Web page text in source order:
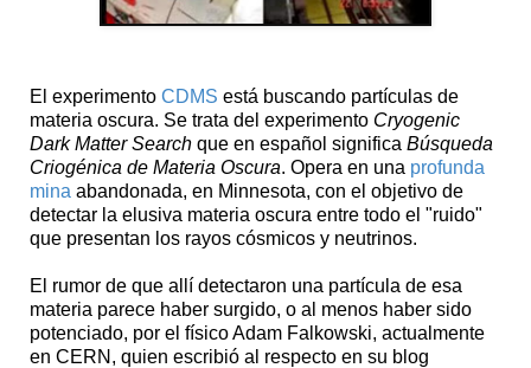
El experimento CDMS está buscando partículas de
materia oscura. Se trata del experimento Cryogenic
Dark Matter Search que en español significa Búsqueda
Criogénica de Materia Oscura. Opera en una profunda
mina abandonada, en Minnesota, con el objetivo de
detectar la elusiva materia oscura entre todo el "ruido"
que presentan los rayos cósmicos y neutrinos.
El rumor de que allí detectaron una partícula de esa
materia parece haber surgido, o al menos haber sido
potenciado, por el físico Adam Falkowski, actualmente
en CERN, quien escribió al respecto en su blog